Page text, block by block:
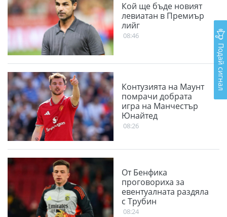
Кой ще бъде новият
левиатан в Премиър
лийг
08:46
Контузията на Маунт
помрачи добрата
игра на Манчестър
Юнайтед
08:26
От Бенфика
проговориха за
евентуалната раздяла
с Трубин
08:24
Подай сигнал